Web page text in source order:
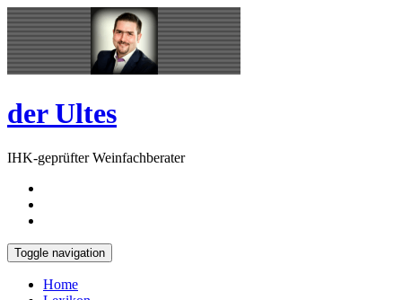
Skip
to
content
Open
Sidebar
der Ultes
IHK-geprüfter Weinfachberater
Toggle navigation
Home